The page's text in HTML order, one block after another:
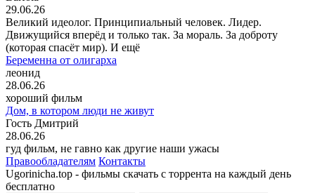
29.06.26
Великий идеолог. Принципиальный человек. Лидер.
Движущийся вперёд и только так. За мораль. За доброту
(которая спасёт мир). И ещё
Беременна от олигарха
леонид
28.06.26
хороший фильм
Дом, в котором люди не живут
Гость Дмитрий
28.06.26
гуд фильм, не гавно как другие наши ужасы
Правообладателям Контакты
Ugorinicha.top - фильмы скачать с торрента на каждый день
бесплатно